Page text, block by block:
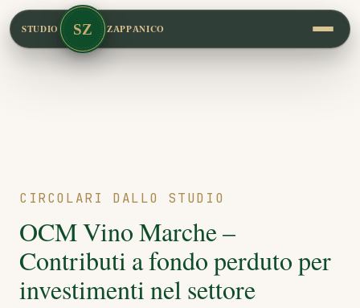
STUDIO SZ ZAPPANICO
CIRCOLARI DALLO STUDIO
OCM Vino Marche –
Contributi a fondo perduto per
investimenti nel settore